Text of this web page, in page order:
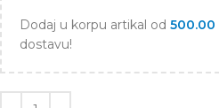
Dodaj u korpu artikal od 500.00
dostavu!